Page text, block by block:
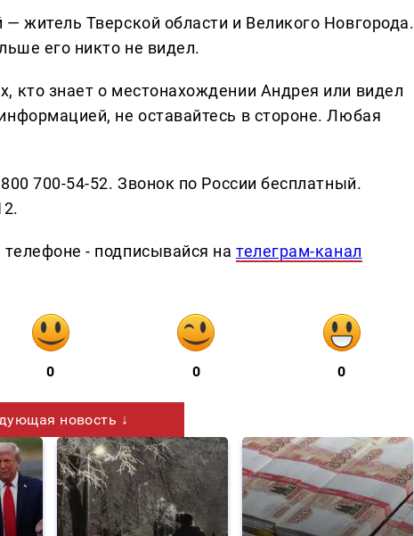
житель Тверской области и Великого Новгорода.
его никто не видел.
кто знает о местонахождении Андрея или видел
не оставайтесь в стороне. Любая
700-54-52. Звонок по России бесплатный.
- подписывайся нателеграм-канал
0 0 0
новость ↓